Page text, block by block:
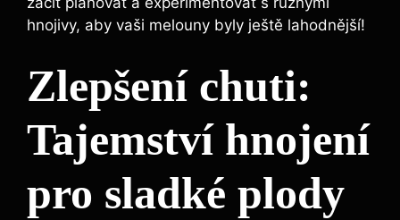
hnojivy, aby vaši melouny byly ještě⁣ lahodnější!
Zlepšení chuti:
Tajemství hnojení
pro sladké plody